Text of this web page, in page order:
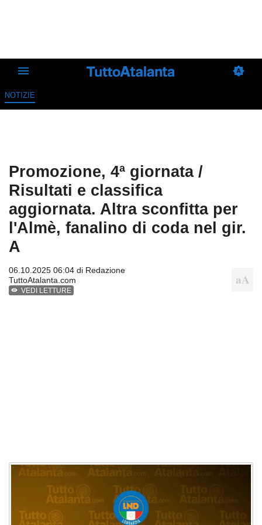
NOTIZIE
Promozione, 4ª giornata /
Risultati e classifica
aggiornata. Altra sconfitta per
l'Almè, fanalino di coda nel gir.
A
06.10.2025 06:04 di Redazione
TuttoAtalanta.com
VEDI LETTURE